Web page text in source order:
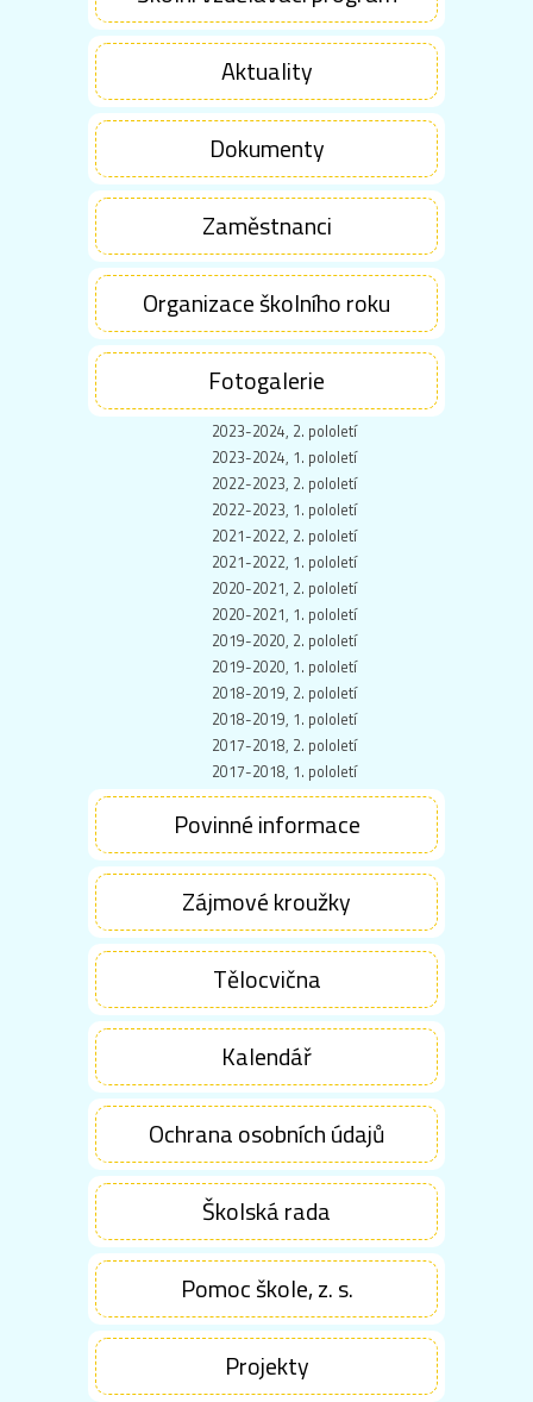
Aktuality
Dokumenty
Zaměstnanci
Organizace školního roku
Fotogalerie
2023-2024, 2. pololetí
2023-2024, 1. pololetí
2022-2023, 2. pololetí
2022-2023, 1. pololetí
2021-2022, 2. pololetí
2021-2022, 1. pololetí
2020-2021, 2. pololetí
2020-2021, 1. pololetí
2019-2020, 2. pololetí
2019-2020, 1. pololetí
2018-2019, 2. pololetí
2018-2019, 1. pololetí
2017-2018, 2. pololetí
2017-2018, 1. pololetí
Povinné informace
Zájmové kroužky
Tělocvična
Kalendář
Ochrana osobních údajů
Školská rada
Pomoc škole, z. s.
Projekty